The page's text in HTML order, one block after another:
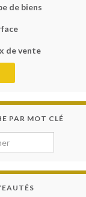
de biens
de vente
PAR MOT CLÉ